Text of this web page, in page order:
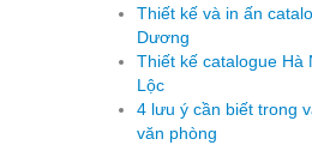
Thiết kế và in ấn
Dương
Thiết kế catalogue Hà
Lộc
4 lưu ý cần biết trong
văn phòng